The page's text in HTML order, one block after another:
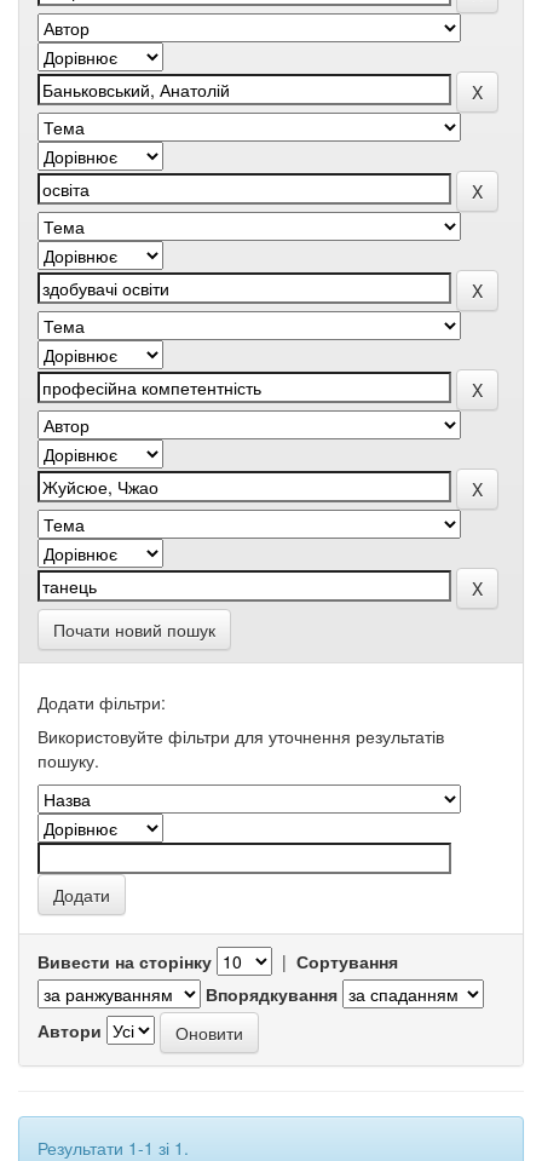
Почати новий пошук
Додати фільтри:
Використовуйте фільтри для уточнення результатів
пошуку.
Вивести на сторінку | Сортування
Впорядкування
Автори
Результати 1-1 зі 1.